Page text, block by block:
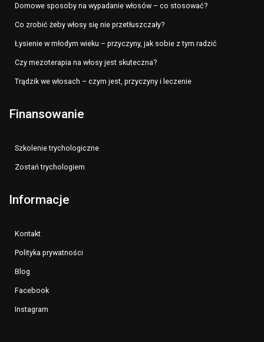
Domowe sposoby na wypadanie włosów – co stosować?
Co zrobić żeby włosy się nie przetłuszczały?
Łysienie w młodym wieku – przyczyny, jak sobie z tym radzić
Czy mezoterapia na włosy jest skuteczna?
Trądzik we włosach – czym jest, przyczyny i leczenie
Finansowanie
Szkolenie trychologiczne
Zostań trychologiem
Informacje
Kontakt
Polityka prywatności
Blog
Facebook
Instagram